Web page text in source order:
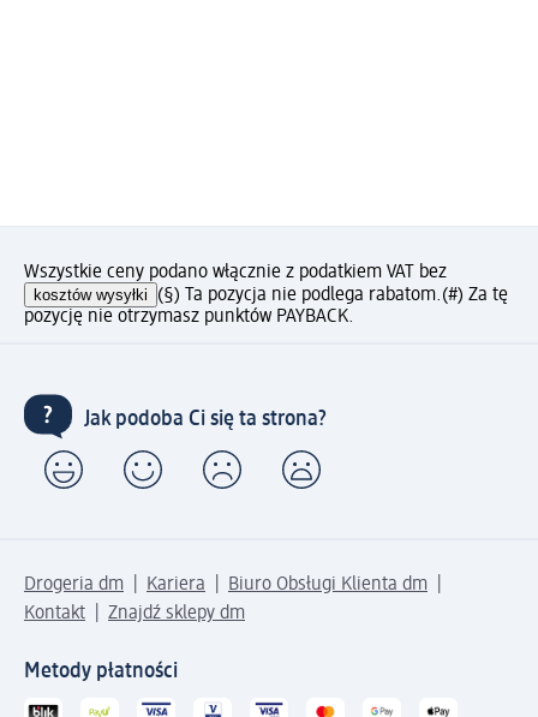
Wszystkie ceny podano włącznie z podatkiem VAT bez
kosztów wysyłki (§) Ta pozycja nie podlega rabatom.(#) Za tę
pozycję nie otrzymasz punktów PAYBACK.
Jak podoba Ci się ta strona?
Drogeria dm Kariera
Biuro Obsługi Klienta dm
Kontakt
Znajdź sklepy dm
Metody płatności